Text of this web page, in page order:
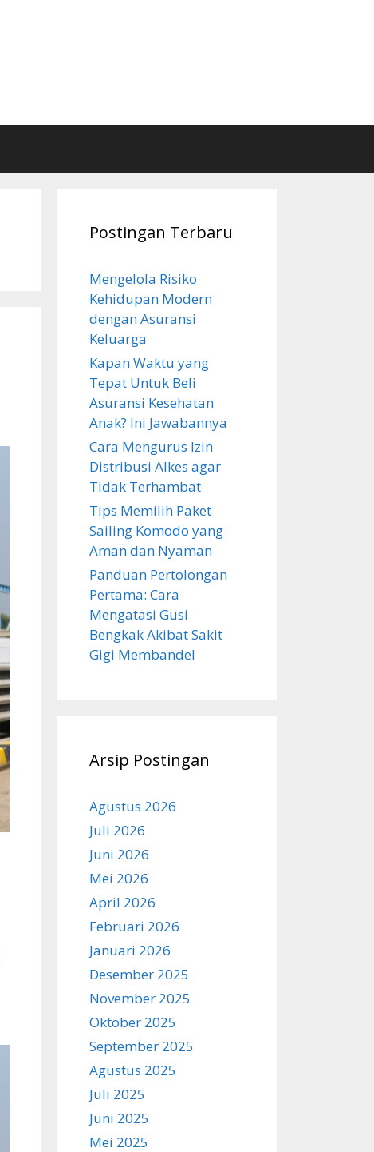
Postingan Terbaru
Mengelola Risiko
Kehidupan Modern
dengan Asuransi
Keluarga
Kapan Waktu yang
Tepat Untuk Beli
Asuransi Kesehatan
Anak? Ini Jawabannya
Cara Mengurus Izin
Distribusi Alkes agar
Tidak Terhambat
Tips Memilih Paket
Sailing Komodo yang
Aman dan Nyaman
Panduan Pertolongan
Pertama: Cara
Mengatasi Gusi
Bengkak Akibat Sakit
Gigi Membandel
Arsip Postingan
Agustus 2026
Juli 2026
Juni 2026
Mei 2026
April 2026
Februari 2026
Januari 2026
Desember 2025
November 2025
Oktober 2025
September 2025
Agustus 2025
Juli 2025
Juni 2025
Mei 2025